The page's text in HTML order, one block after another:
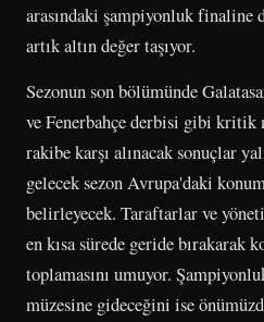
arasındaki şampiyonluk finaline
artık altın değer taşıyor.
Sezonun son bölümünde
ve Fenerbahçe derbisi gibi
rakibe karşı alınacak sonuçlar
gelecek sezon Avrupa'daki
belirleyecek. Taraftarlar ve
en kısa sürede geride bırakarak
toplamasını umuyor.
müzesine gideceğini ise